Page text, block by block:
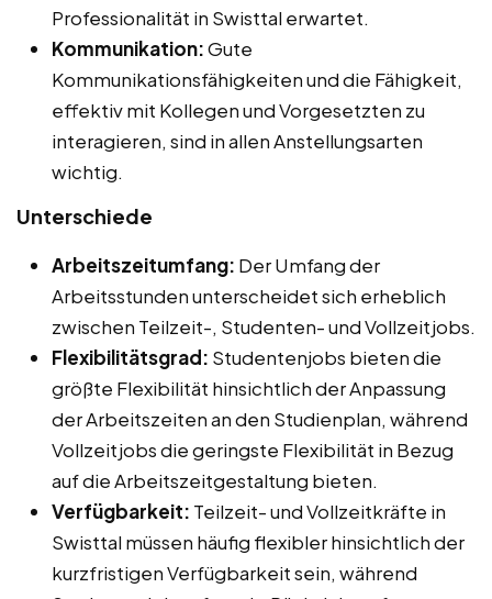
Professionalität in Swisttal erwartet.
Kommunikation:Gute
Kommunikationsfähigkeiten und die Fähigkeit,
effektiv mit Kollegen und Vorgesetzten zu
interagieren, sind in allen Anstellungsarten
wichtig.
Unterschiede
Arbeitszeitumfang: Der Umfang der
Arbeitsstunden unterscheidet sich erheblich
zwischen Teilzeit-, Studenten- und Vollzeitjobs.
Flexibilitätsgrad: Studentenjobs bieten die
größte Flexibilität hinsichtlich der Anpassung
der Arbeitszeiten an den Studienplan, während
Vollzeitjobs die geringste Flexibilität in Bezug
auf die Arbeitszeitgestaltung bieten.
Verfügbarkeit: Teilzeit- und Vollzeitkräfte in
Swisttal müssen häufig flexibler hinsichtlich der
kurzfristigen Verfügbarkeit sein, während